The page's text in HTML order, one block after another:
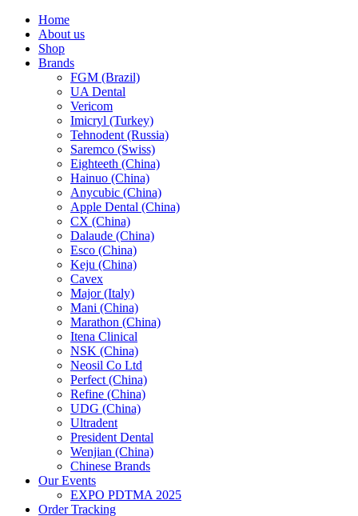
Home
About us
Shop
Brands
FGM (Brazil)
UA Dental
Vericom
Imicryl (Turkey)
Tehnodent (Russia)
Saremco (Swiss)
Eighteeth (China)
Hainuo (China)
Anycubic (China)
Apple Dental (China)
CX (China)
Dalaude (China)
Esco (China)
Keju (China)
Cavex
Major (Italy)
Mani (China)
Marathon (China)
Itena Clinical
NSK (China)
Neosil Co Ltd
Perfect (China)
Refine (China)
UDG (China)
Ultradent
President Dental
Wenjian (China)
Chinese Brands
Our Events
EXPO PDTMA 2025
Order Tracking